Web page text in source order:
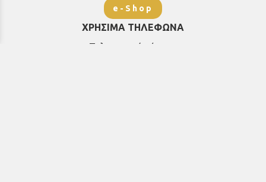
e-Shop
ΧΡΗΣΙΜΑ ΤΗΛΕΦΩΝΑ
Τηλεφωνικό κέντρο: